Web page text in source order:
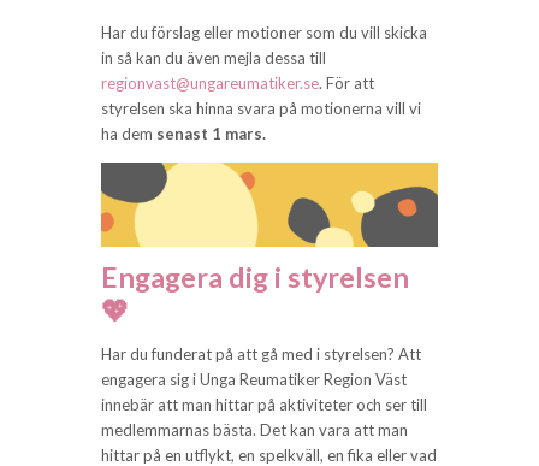
Har du förslag eller motioner som du vill skicka
in så kan du även mejla dessa till
regionvast@ungareumatiker.se. För att
styrelsen ska hinna svara på motionerna vill vi
ha dem senast 1 mars.
Engagera dig i styrelsen
💖
Har du funderat på att gå med i styrelsen? Att
engagera sig i Unga Reumatiker Region Väst
innebär att man hittar på aktiviteter och ser till
medlemmarnas bästa. Det kan vara att man
hittar på en utflykt, en spelkväll, en fika eller vad